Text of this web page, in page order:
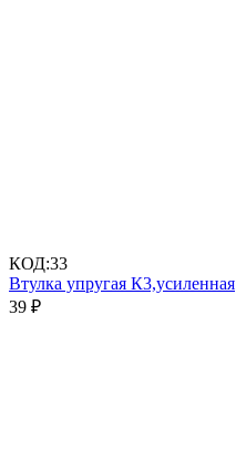
КОД:33
Втулка упругая К3,усиленная
39 ₽